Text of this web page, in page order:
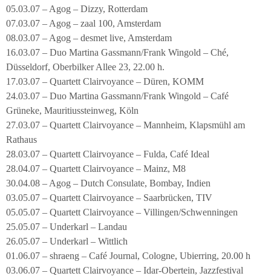
05.03.07 – Agog – Dizzy, Rotterdam
07.03.07 – Agog – zaal 100, Amsterdam
08.03.07 – Agog – desmet live, Amsterdam
16.03.07 – Duo Martina Gassmann/Frank Wingold – Ché,
Düsseldorf, Oberbilker Allee 23, 22.00 h.
17.03.07 – Quartett Clairvoyance – Düren, KOMM
24.03.07 – Duo Martina Gassmann/Frank Wingold – Café
Grüneke, Mauritiussteinweg, Köln
27.03.07 – Quartett Clairvoyance – Mannheim, Klapsmühl am
Rathaus
28.03.07 – Quartett Clairvoyance – Fulda, Café Ideal
28.04.07 – Quartett Clairvoyance – Mainz, M8
30.04.08 – Agog – Dutch Consulate, Bombay, Indien
03.05.07 – Quartett Clairvoyance – Saarbrücken, TIV
05.05.07 – Quartett Clairvoyance – Villingen/Schwenningen
25.05.07 – Underkarl – Landau
26.05.07 – Underkarl – Wittlich
01.06.07 – shraeng – Café Journal, Cologne, Ubierring, 20.00 h
03.06.07 – Quartett Clairvoyance – Idar-Obertein, Jazzfestival